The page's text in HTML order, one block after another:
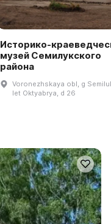
Историко-
музей Семилукского
района
Voronezhskaya obl, g
let Oktyabrya, d 26